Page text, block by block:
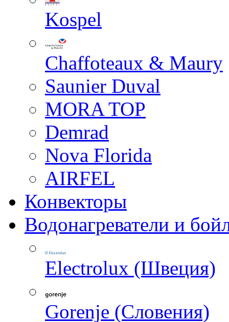
Kospel
Chaffoteaux & Maury
Saunier Duval
MORA TOP
Demrad
Nova Florida
AIRFEL
Конвекторы
Водонагреватели и
Electrolux (Швеция)
Gorenje (Словения)